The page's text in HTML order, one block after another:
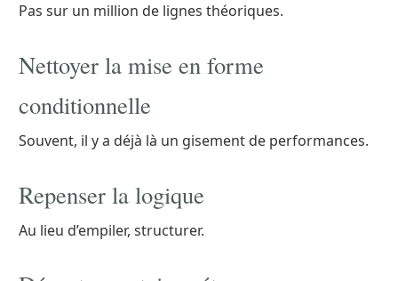
Pas sur un million de lignes théoriques.
Nettoyer la mise en forme
conditionnelle
Souvent, il y a déjà là un gisement de performances.
Repenser la logique
Au lieu d’empiler, structurer.